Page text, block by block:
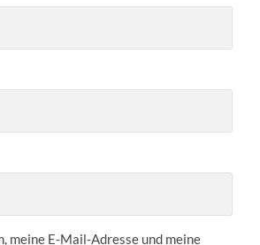
meine E-Mail-Adresse und meine